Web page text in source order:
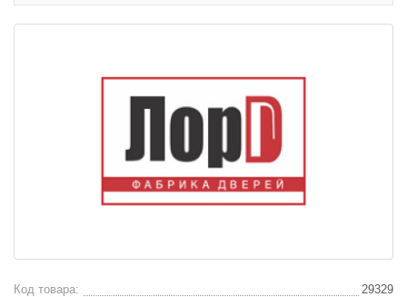
Код товара:
29329